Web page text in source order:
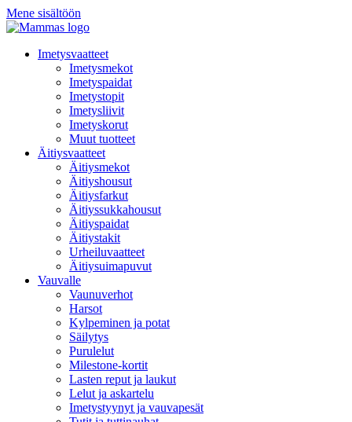
Mene sisältöön
Imetysvaatteet
Imetysmekot
Imetyspaidat
Imetystopit
Imetysliivit
Imetyskorut
Muut tuotteet
Äitiysvaatteet
Äitiysmekot
Äitiyshousut
Äitiysfarkut
Äitiyssukkahousut
Äitiyspaidat
Äitiystakit
Urheiluvaatteet
Äitiysuimapuvut
Vauvalle
Vaunuverhot
Harsot
Kylpeminen ja potat
Säilytys
Purulelut
Milestone-kortit
Lasten reput ja laukut
Lelut ja askartelu
Imetystyynyt ja vauvapesät